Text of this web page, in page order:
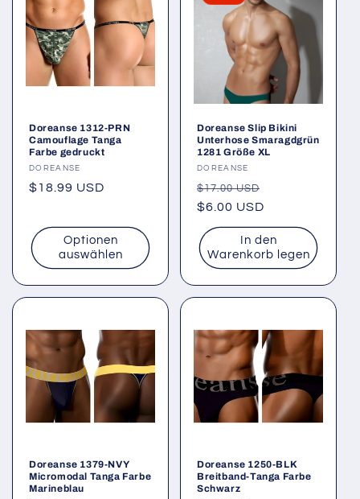
Doreanse 1312-PRN
Camouflage Tanga
Farbe gedruckt
Anbieter:
DOREANSE
Normaler
$18.99 USD
Optionen
auswählen
Doreanse Slip Bikini
Unterhose Smaragdgrün
1281 Größe XL
Anbieter:
DOREANSE
Normaler
Preis
$17.00 USD
$6.00 USD
In den
Warenkorb legen
Doreanse 1379-NVY
Micromodal Tanga Farbe
Marineblau
Doreanse 1250-BLK
Breitband-Tanga Farbe
Schwarz